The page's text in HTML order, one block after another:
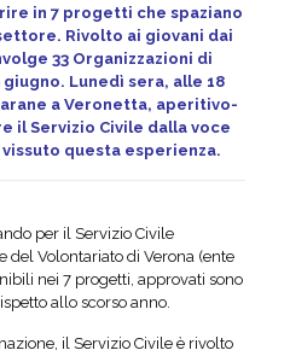
in 7 progetti che spaziano
Rivolto ai giovani dai
33 Organizzazioni di
Lunedì sera, alle 18
a Veronetta, aperitivo-
il Servizio Civile dalla voce
questa esperienza.
per il Servizio Civile
del Volontariato di Verona (ente
nei 7 progetti, approvati sono
allo scorso anno.
il Servizio Civile è rivolto